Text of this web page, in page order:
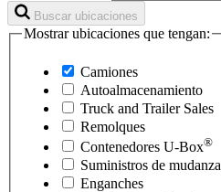
Buscar ubicaciones
Mostrar ubicaciones que tengan:
Camiones
Autoalmacenamiento
Truck and Trailer Sales
Remolques
Contenedores U-Box®
Suministros de mudanza
Enganches